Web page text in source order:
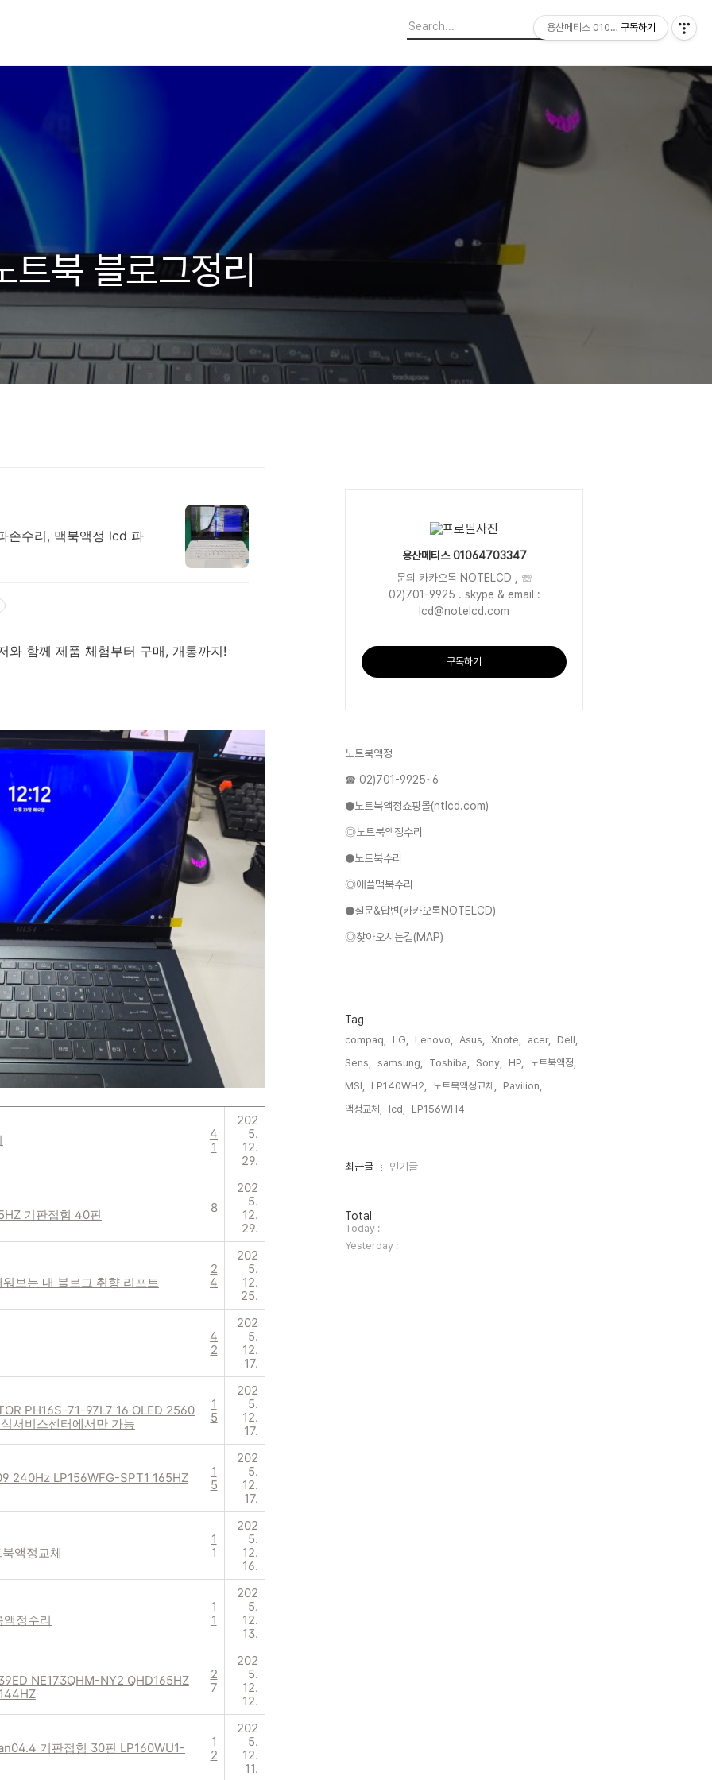
북 블로그정리
손수리, 맥북액정 lcd 파
와 함께 제품 체험부터 구매, 개통까지!
4
1
202
5.
12.
29.
기판접힘 40핀 8
202
5.
12.
29.
보는 내 블로그 취향 리포트
2
4
202
5.
12.
25.
4
2
202
5.
12.
17.
PH16S-71-97L7 16 OLED 2560
서비스센터에서만 가능
1
5
202
5.
12.
17.
240Hz LP156WFG-SPT1 165HZ
1
5
202
5.
12.
17.
액정교체
1
1
202
5.
12.
16.
정수리
1
1
202
5.
12.
13.
NE173QHM-NY2 QHD165HZ
2
7
202
5.
12.
12.
기판접힘 30핀 LP160WU1-
1
2
202
5.
12.
11.
용산메티스 01064703347
문의 카카오톡 NOTELCD , ☏
02)701-9925 . skype & email :
lcd@notelcd.com
구독하기
노트북액정
☎ 02)701-9925~6
●노트북액정쇼핑몰(ntlcd.com)
◎노트북액정수리
●노트북수리
◎애플맥북수리
●질문&답변(카카오톡NOTELCD)
◎찾아오시는길(MAP)
Tag
compaq, LG, Lenovo, Asus, Xnote, acer,
Dell,
Sens,
samsung, Toshiba, Sony, HP,
노트북액정,
MSI,
LP140WH2, 노트북액정교체,
Pavilion,
액정교체,
lcd, LP156WH4,
최
인
기
글
최근글 인기글
방
문
자
수
Total
Today :
Yesterday :
용산메티스 01064703347
구독하기